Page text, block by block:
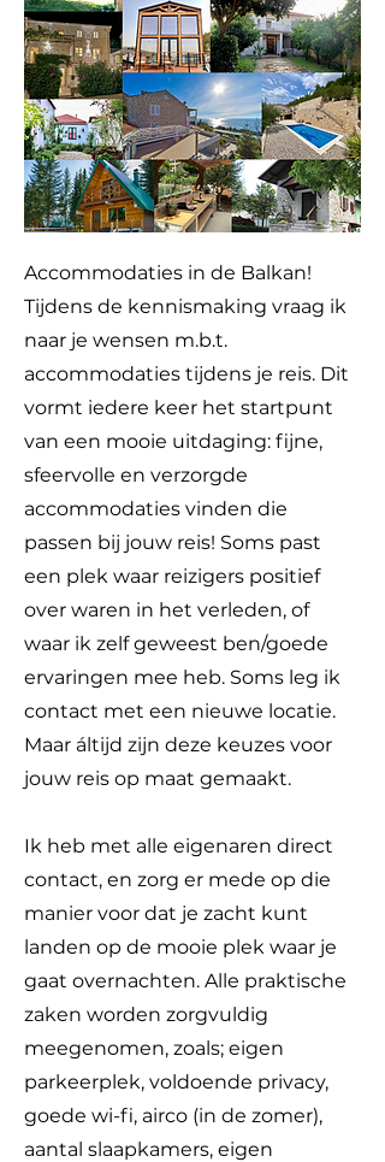
Accommodaties in de Balkan!
Tijdens de kennismaking vraag ik
naar je wensen m.b.t.
accommodaties tijdens je reis. Dit
vormt iedere keer het startpunt
van een mooie uitdaging: fijne,
sfeervolle en verzorgde
accommodaties vinden die
passen bij jouw reis! Soms past
een plek waar reizigers positief
over waren in het verleden, of
waar ik zelf geweest ben/goede
ervaringen mee heb. Soms leg ik
contact met een nieuwe locatie.
Maar áltijd zijn deze keuzes voor
jouw reis op maat gemaakt.
Ik heb met alle eigenaren direct
contact, en zorg er mede op die
manier voor dat je zacht kunt
landen op de mooie plek waar je
gaat overnachten. Alle praktische
zaken worden zorgvuldig
meegenomen, zoals; eigen
parkeerplek, voldoende privacy,
goede wi-fi, airco (in de zomer),
aantal slaapkamers, eigen